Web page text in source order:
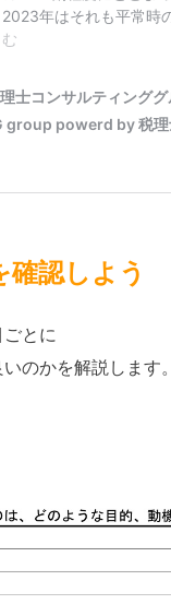
確認しよう
とに
のかを解説します。